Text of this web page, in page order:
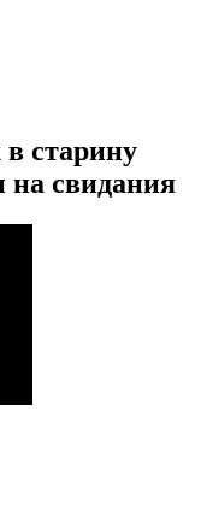
старину
на свидания